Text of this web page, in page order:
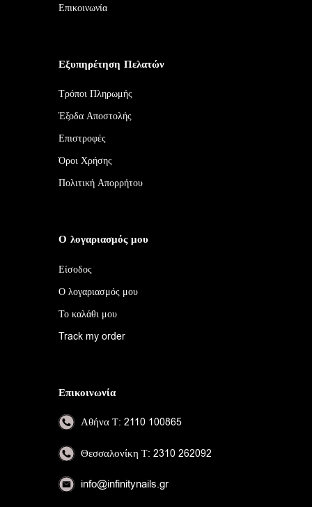
Επικοινωνία
Εξυπηρέτηση Πελατών
Τρόποι Πληρωμής
Έξοδα Αποστολής
Επιστροφές
Όροι Χρήσης
Πολιτική Απορρήτου
Ο λογαριασμός μου
Είσοδος
Ο λογαριασμός μου
Το καλάθι μου
Track my order
Επικοινωνία
ΑθήναΤ: 2110 100865
ΘεσσαλονίκηΤ: 2310 262092
info@infinitynails.gr